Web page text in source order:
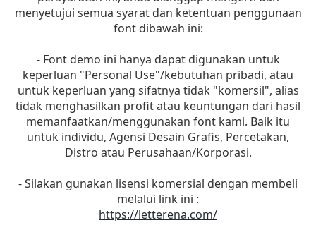
menyetujui semua syarat dan ketentuan penggunaan
font dibawah ini:
- Font demo ini hanya dapat digunakan untuk
keperluan "Personal Use"/kebutuhan pribadi, atau
untuk keperluan yang sifatnya tidak "komersil", alias
tidak menghasilkan profit atau keuntungan dari hasil
memanfaatkan/menggunakan font kami. Baik itu
untuk individu, Agensi Desain Grafis, Percetakan,
Distro atau Perusahaan/Korporasi.
- Silakan gunakan lisensi komersial dengan membeli
melalui link ini :
https://letterena.com/